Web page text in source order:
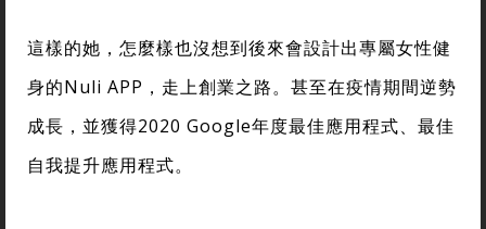
這樣的她，怎麼樣也沒想到後來會設計出專屬女性健
身的Nuli APP，走上創業之路。甚至在疫情期間逆勢
成長，並獲得2020 Google年度最佳應用程式、最佳
自我提升應用程式。